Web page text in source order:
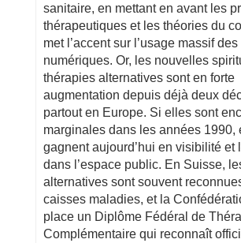
sanitaire, en mettant en avant les
thérapeutiques et les théories du
met l’accent sur l’usage massif
numériques. Or, les nouvelles
thérapies alternatives sont en forte
augmentation depuis déjà deux
partout en Europe. Si elles sont
marginales dans les années 1990,
gagnent aujourd’hui en visibilité et
dans l’espace public. En Suisse,
alternatives sont souvent
caisses maladies, et la
place un Diplôme Fédéral de
Complémentaire qui reconnaît